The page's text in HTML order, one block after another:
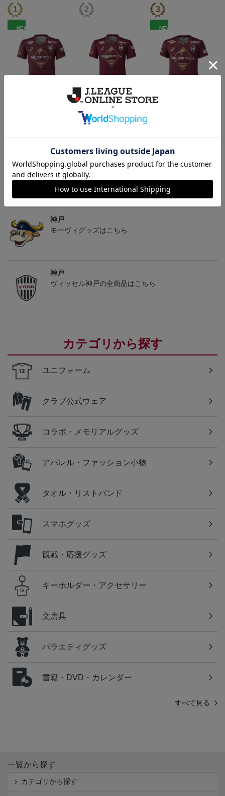
NEW
26/27_【レプリカ】ユニ
26/27_【オーセン】ユニ
フォーム（1st）
36,500円
NEW
26/27_キッズTシャツ
神戸
26/27シーズンユニフォームはこちら
神戸
モーヴィグッズはこちら
神戸
ヴィッセル神戸の全商品はこちら
カテゴリから探す
ユニフォーム
クラブ公式ウェア
コラボ・メモリアルグッズ
アパレル・ファッション小物
タオル・リストバンド
スマホグッズ
観戦・応援グッズ
キーホルダー・アクセサリー
文房具
バラエティグッズ
書籍・DVD・カレンダー
すべて見る
一覧から探す
カテゴリから探す